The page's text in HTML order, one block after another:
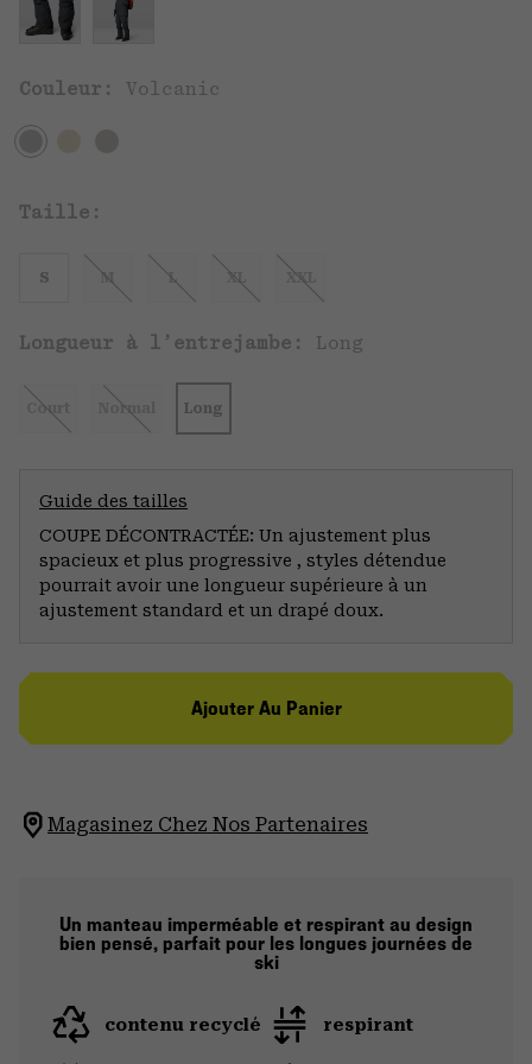
Couleur: Volcanic
Taille:
S M L XL XXL
Longueur à l’entrejambe: Long
Court Normal Long
Guide des tailles
COUPE DÉCONTRACTÉE: Un ajustement plus
spacieux et plus progressive , styles détendue
pourrait avoir une longueur supérieure à un
ajustement standard et un drapé doux.
Ajouter Au Panier
Magasinez Chez Nos Partenaires
Un manteau imperméable et respirant au design
bien pensé, parfait pour les longues journées de
ski
contenu recyclé respirant